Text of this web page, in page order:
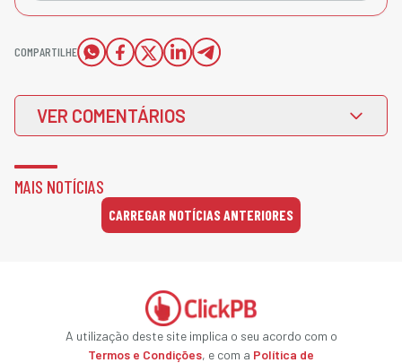
COMPARTILHE
VER COMENTÁRIOS
MAIS NOTÍCIAS
CARREGAR NOTÍCIAS ANTERIORES
A utilização deste site implica o seu acordo com o
Termos e Condições, e com a Política de